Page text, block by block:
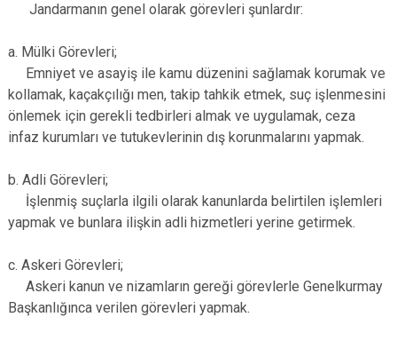
Jandarmanın genel olarak görevleri şunlardır:
a. Mülki Görevleri;
Emniyet ve asayiş ile kamu düzenini sağlamak korumak ve
kollamak, kaçakçılığı men, takip tahkik etmek, suç işlenmesini
önlemek için gerekli tedbirleri almak ve uygulamak, ceza
infaz kurumları ve tutukevlerinin dış korunmalarını yapmak.
b. Adli Görevleri;
İşlenmiş suçlarla ilgili olarak kanunlarda belirtilen işlemleri
yapmak ve bunlara ilişkin adli hizmetleri yerine getirmek.
c. Askeri Görevleri;
Askeri kanun ve nizamların gereği görevlerle Genelkurmay
Başkanlığınca verilen görevleri yapmak.